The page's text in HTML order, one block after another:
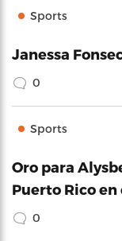
Sports
Janessa
0
Sports
Oro para
Puerto Rico
0